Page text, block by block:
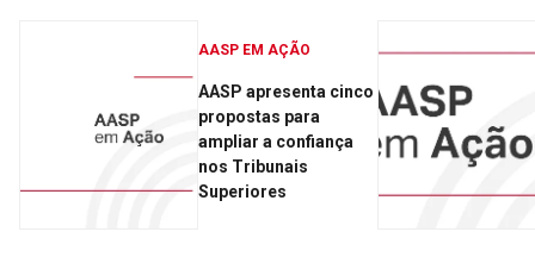
AASP EM AÇÃO
AASP apresenta cinco
propostas para
ampliar a confiança
nos Tribunais
Superiores